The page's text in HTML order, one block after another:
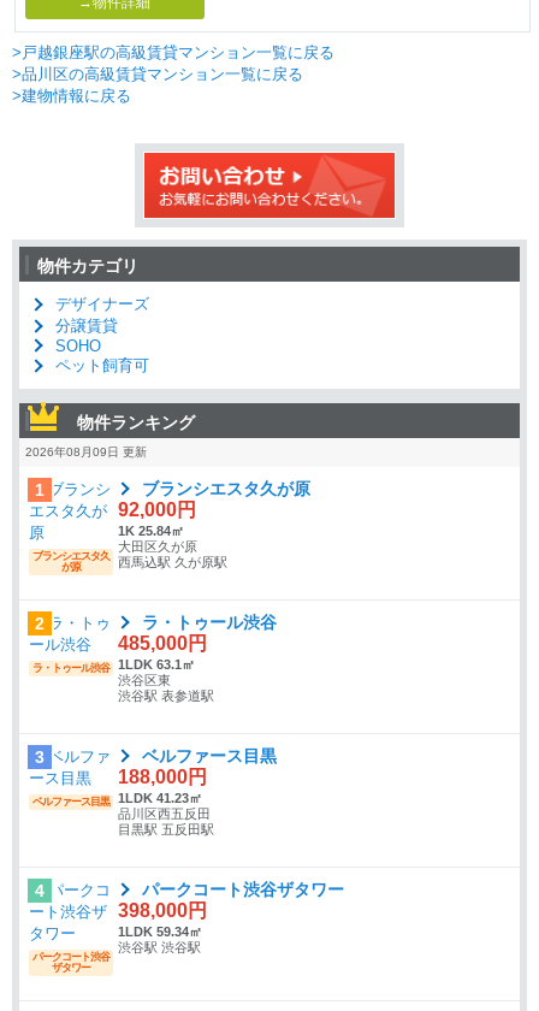
>戸越銀座駅の高級賃貸マンション一覧に戻る
>品川区の高級賃貸マンション一覧に戻る
>建物情報に戻る
物件カテゴリ
デザイナーズ
分譲賃貸
SOHO
ペット飼育可
物件ランキング
2026年08月09日 更新
1
ブランシエスタ久
が原
ブランシエスタ久が原
92,000円
1K 25.84㎡
大田区久が原
西馬込駅 久が原駅
2
ラ・トゥール渋谷
ラ・トゥール渋谷
485,000円
1LDK 63.1㎡
渋谷区東
渋谷駅 表参道駅
3
ベルファース目黒
ベルファース目黒
188,000円
1LDK 41.23㎡
品川区西五反田
目黒駅 五反田駅
4
パークコート渋谷
ザタワー
パークコート渋谷ザタワー
398,000円
1LDK 59.34㎡
渋谷駅 渋谷駅